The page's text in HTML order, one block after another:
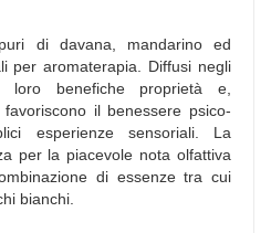
di davana, mandarino ed
per aromaterapia. Diffusi negli
loro benefiche proprietà e,
il benessere psico-
esperienze sensoriali. La
per la piacevole nota olfattiva
di essenze tra cui
bianchi.